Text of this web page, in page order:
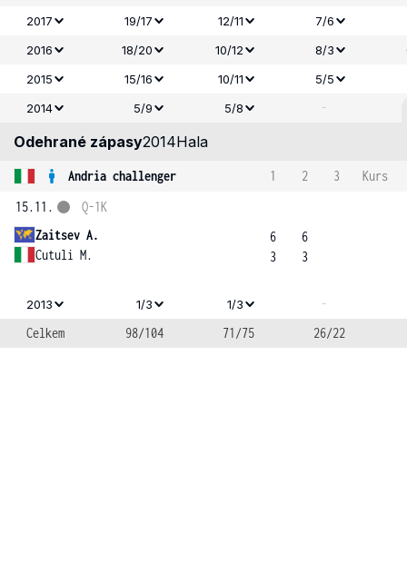
2017
19/17 12/11
7/6
2016
18/20 10/12 8/3
2015
15/16 10/11
5/5
2014
5/9 5/8 -
Odehrané zápasy2014Hala
Andria challenger 1 2 3
Kurs
15.11.
Zaitsev A.
Cutuli M.
Q-1K
6
3
6
3
2013 1/3 1/3
-
Celkem
98/104 71/75 26/22